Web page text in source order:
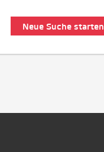
Neue Suche starten